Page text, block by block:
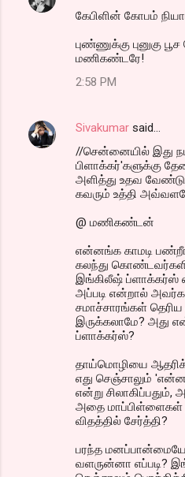
கேபிளின் கோபம்
புண்ணுக்கு புனுகு
மணிகண்டரே!
2:58 PM
Sivakumar said…
//சென்னையில் இது
பிளாக்கர்'களுக்கு
அளித்து உதவ
கவரும் உத்தி
@ மணிகண்டன்
என்னங்க காமடி
கலந்து
இங்கிலீஷ் ப்ளாக்கர்ஸ்
அப்படி என்றால்
சமாச்சாரங்கள்
இருக்கலாமே? அது
ப்ளாக்கர்ஸ்?
தாய்மொழியை
எது செஞ்சாலும்
என்று
அதை மாப்பிள்ளைகள்
விதத்தில் சேர்த்தி?
பரந்த
வளருன்னா எப்படி?